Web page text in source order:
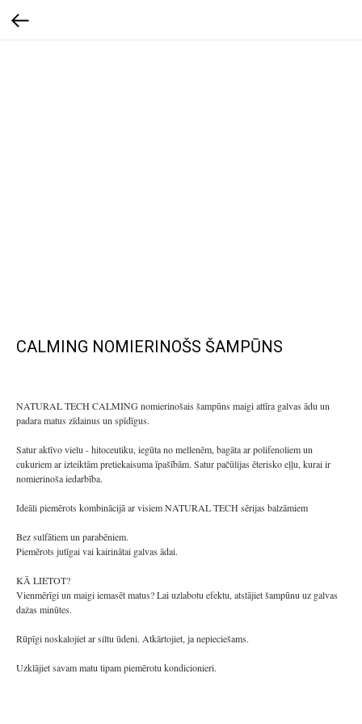
CALMING NOMIERINOŠS ŠAMPŪNS
NATURAL TECH CALMING nomierinošais šampūns maigi attīra galvas ādu un
padara matus zīdainus un spīdīgus.
Satur aktīvo vielu - hitoceutiku, iegūta no mellenēm, bagāta ar polifenoliem un
cukuriem ar izteiktām pretiekaisuma īpašībām. Satur pačūlijas ēterisko eļļu, kurai ir
nomierinoša iedarbība.
Ideāli piemērots kombinācijā ar visiem NATURAL TECH sērijas balzāmiem
Bez sulfātiem un parabēniem.
Piemērots jutīgai vai kairinātai galvas ādai.
KĀ LIETOT?
Vienmērīgi un maigi iemasēt matus? Lai uzlabotu efektu, atstājiet šampūnu uz galvas
dažas minūtes.
Rūpīgi noskalojiet ar siltu ūdeni. Atkārtojiet, ja nepieciešams.
Uzklājiet savam matu tipam piemērotu kondicionieri.